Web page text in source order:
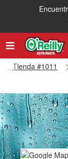
Tienda #1011